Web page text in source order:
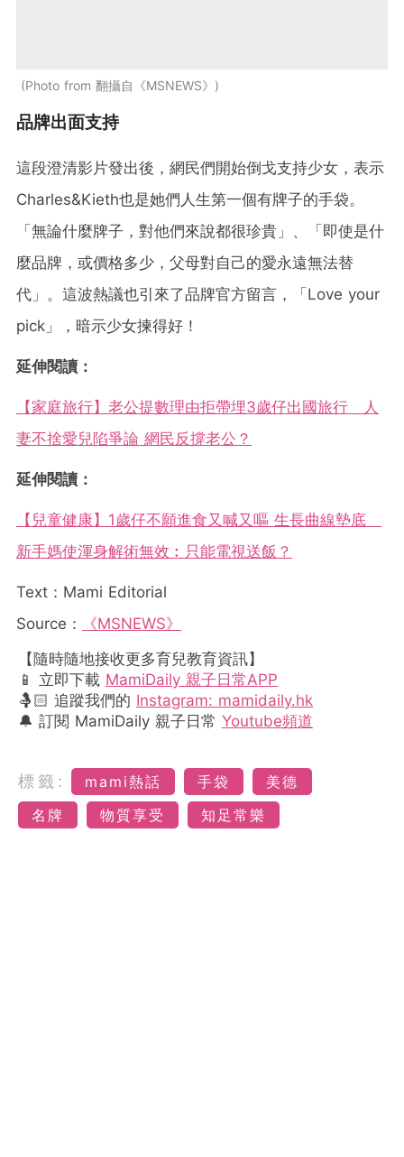
Photo from 翻攝自《MSNEWS》
品牌出面支持
這段澄清影片發出後，網民們開始倒戈支持少女，表示
Charles&Kieth也是她們人生第一個有牌子的手袋。
「無論什麼牌子，對他們來說都很珍貴」、「即使是什
麼品牌，或價格多少，父母對自己的愛永遠無法替
代」。這波熱議也引來了品牌官方留言，「Love your
pick」，暗示少女揀得好！
延伸閱讀：
【家庭旅行】老公提數理由拒帶埋3歲仔出國旅行 人
妻不捨愛兒陷爭論 網民反撐老公？
延伸閱讀：
【兒童健康】1歲仔不願進食又喊又嘔 生長曲線墊底
新手媽使渾身解術無效︰只能電視送飯？
Text：Mami Editorial
Source：
《MSNEWS》
【隨時隨地接收更多育兒教育資訊】
📱 立即下載 MamiDaily 親子日常APP
🤱🏻 追蹤我們的 Instagram: mamidaily.hk
🔔 訂閱 MamiDaily 親子日常 Youtube頻道
標籤: mami熱話 手袋
美德
名牌
物質享受 知足常樂